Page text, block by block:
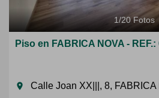
1/20Fotos
Piso en FABRICA NOVA - REF.:
room
Calle Joan XX|||, 8, FABRICA